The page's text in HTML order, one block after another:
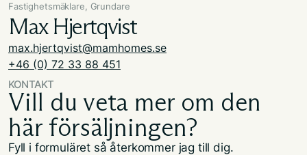
Fastighetsmäklare, Grundare
Max Hjertqvist
max.hjertqvist@mamhomes.se
+46 (0) 72 33 88 451
KONTAKT
Vill du veta mer om den
här försäljningen?
Fyll i formuläret så återkommer jag till dig.